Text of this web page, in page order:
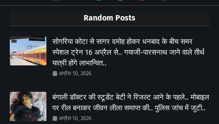
Random Posts
सोगरिया कोटा से सागर दमोह होकर धनबाद के बीच समर
स्पेशल ट्रेन 16 अप्रैल से.. गयाजी-पारसनाथ जाने वाले तीर्थ
यात्री होंगे लाभान्वित..
अप्रैल 10, 2026
बंगाली डॉक्टर की स्टूडेंट बेटी ने रिजल्ट आने के पहले.. मोबाइल
पर रील बनाकर जीवन लीला समाप्त की.. पुलिस जांच में जुटी..
अप्रैल 10, 2026